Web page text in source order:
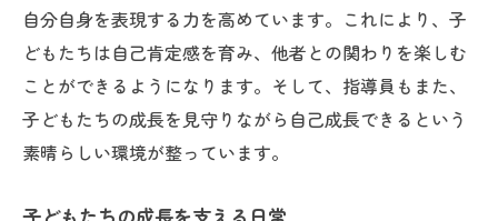
自分自身を表現する力を高めています。これにより、子
どもたちは自己肯定感を育み、他者との関わりを楽しむ
ことができるようになります。そして、指導員もまた、
子どもたちの成長を見守りながら自己成長できるという
素晴らしい環境が整っています。